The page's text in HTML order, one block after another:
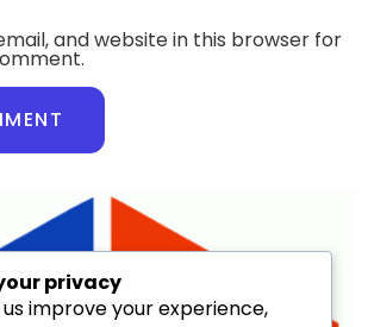
and website in this browser for
privacy
improve your experience,